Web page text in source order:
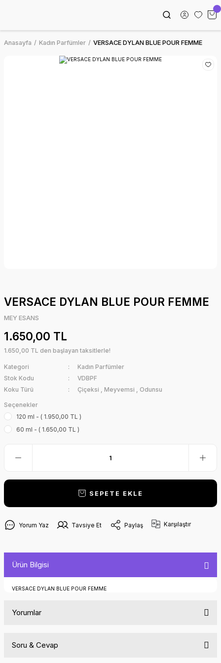
Anasayfa Kadın Parfümler VERSACE DYLAN BLUE POUR FEMME
VERSACE DYLAN BLUE POUR FEMME
MEY ESANS
1.650,00 TL
1.650,00 TL den başlayan taksitlerle!
Kategori
Kadın Parfümler
Stok Kodu
VDBPF
Koku Türü
Çiçeksi , Meyvemsi , Odunsu
Seçenekler
120 ml - ( 1.950,00 TL )
60 ml - ( 1.650,00 TL )
SEPETE EKLE
Yorum Yaz Tavsiye Et Paylaş Karşılaştır
Ürün Bilgisi
VERSACE DYLAN BLUE POUR FEMME
Yorumlar
Soru & Cevap